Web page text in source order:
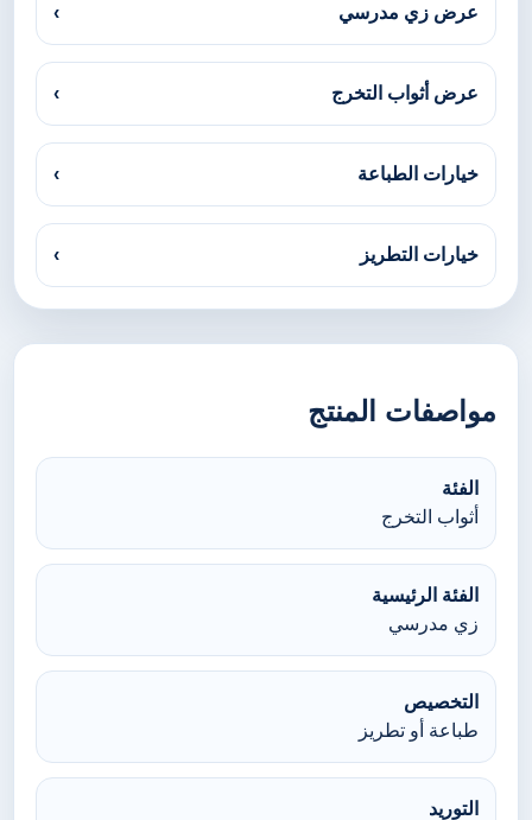
عرض زي مدرسي ›
عرض أثواب التخرج ›
خيارات الطباعة ›
خيارات التطريز ›
مواصفات المنتج
الفئة
أثواب التخرج
الفئة الرئيسية
زي مدرسي
التخصيص
طباعة أو تطريز
التوريد